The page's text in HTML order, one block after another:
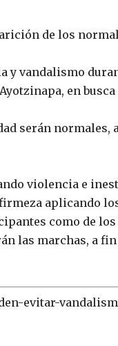
de los
y vandalismo
en
serán normales,
violencia e
aplicando
como de
las marchas, a
evitar-